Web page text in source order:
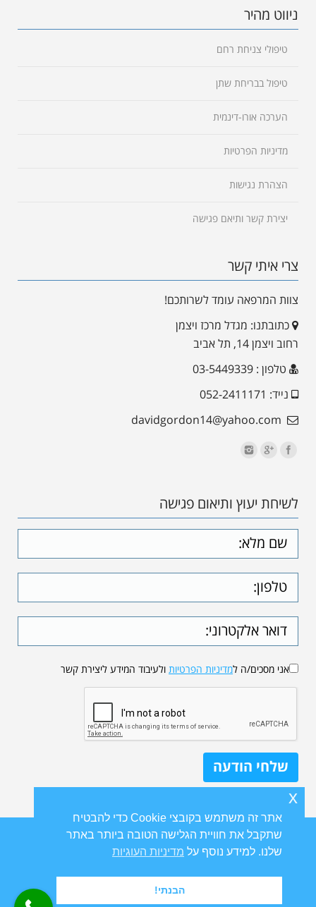
ניווט מהיר
טיפולי צניחת רחם
טיפול בבריחת שתן
הערכה אורו-דינמית
מדיניות הפרטיות
הצהרת נגישות
יצירת קשר ותיאם פגישה
צרי איתי קשר
צוות המרפאה עומד לשרותכם!
כתובתנו: מגדל מרכז ויצמן
רחוב ויצמן 14, תל אביב
טלפון : 03-5449339
נייד: 052-2411171
לשיחת יעוץ ותיאום פגישה
אני מסכים/ה למדיניות הפרטיות ולעיבוד המידע ליצירת קשר
Ⓒ כל הזכויות שמורות ל פרופ' דוד גורדוןאורוגניקולוג | טיפולי בריחת שתן,
אתר זה משתמש בקובצי Cookie כדי להבטיח
שתקבל את חוויית הגלישה הטובה ביותר באתר
שלנו. למידע נוסף על מדיניות העוגיות
הבנתי!
x